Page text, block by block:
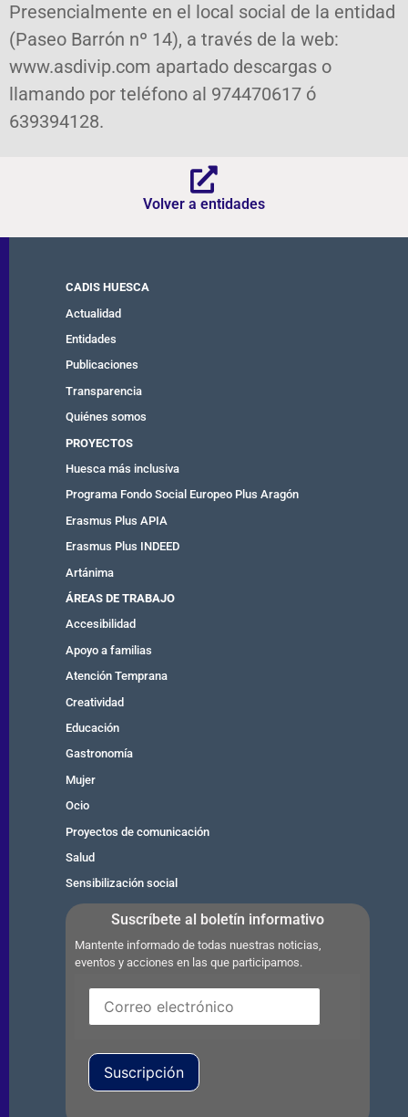
Presencialmente en el local social de la entidad
(Paseo Barrón nº 14), a través de la web:
www.asdivip.com apartado descargas o
llamando por teléfono al 974470617 ó
639394128.
Volver a entidades
CADIS HUESCA
Actualidad
Entidades
Publicaciones
Transparencia
Quiénes somos
PROYECTOS
Huesca más inclusiva
Programa Fondo Social Europeo Plus Aragón
Erasmus Plus APIA
Erasmus Plus INDEED
Artánima
ÁREAS DE TRABAJO
Accesibilidad
Apoyo a familias
Atención Temprana
Creatividad
Educación
Gastronomía
Mujer
Ocio
Proyectos de comunicación
Salud
Sensibilización social
Suscríbete al boletín informativo
Mantente informado de todas nuestras noticias,
eventos y acciones en las que participamos.
Suscripción